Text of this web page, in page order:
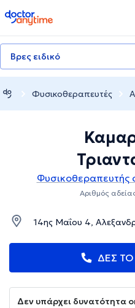
doctoranytime
Βρες ειδικό
Φυσικοθεραπευτές
Φυσικοθεραπευτής
Αριθμός
14ης Μαΐου 4,
ΔΕΣ
Δεν υπάρχει δυνατότητα